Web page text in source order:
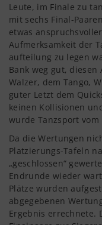
Leute, im Finale zu
mit sechs Final-
etwas
Aufmerksamkeit der
aufteilung zu legen
Bank weg gut,
Walzer, dem Tango,
guter Letzt dem
keinen Kollisionen
wurde Tanzsport vom
Da die Wertungen
Platzierungs-Tafeln
„geschlossen“
Endrunde wieder
Plätze wurden
abgegebenen
Ergebnis errechnete.